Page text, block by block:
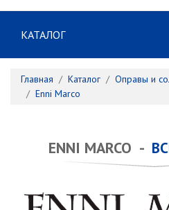
КАТАЛОГ
Главная Каталог
Оправы и
Enni Marco
ENNI MARCO -